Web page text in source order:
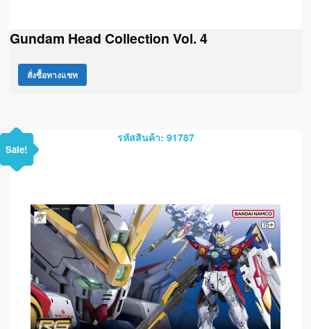
Gundam Head Collection Vol. 4
สั่งซื้อทางแชท
รหัสสินค้า: 91787
Sale!